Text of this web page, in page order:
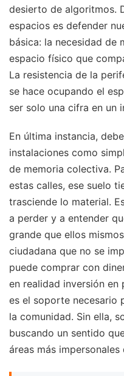
desierto de algoritmos.
espacios es defender
básica: la necesidad de
espacio físico que
La resistencia de la
se hace ocupando el
ser solo una cifra en un
En última instancia,
instalaciones como
de memoria colectiva.
estas calles, ese suelo
trasciende lo material.
a perder y a entender
grande que ellos
ciudadana que no se
puede comprar con
en realidad inversión en
es el soporte necesario
la comunidad. Sin ella,
buscando un sentido
áreas más